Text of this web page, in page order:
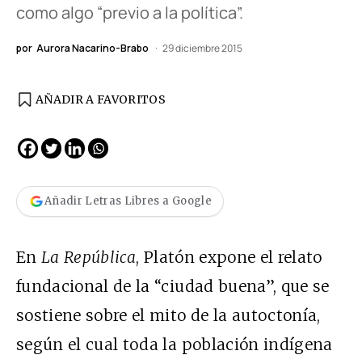
como algo “previo a la política”.
por Aurora Nacarino-Brabo 29 diciembre 2015
AÑADIR A FAVORITOS
Añadir Letras Libres a Google
EnLa República, Platón expone el relato
fundacional de la “ciudad buena”, que se
sostiene sobre el mito de la autoctonía,
según el cual toda la población indígena